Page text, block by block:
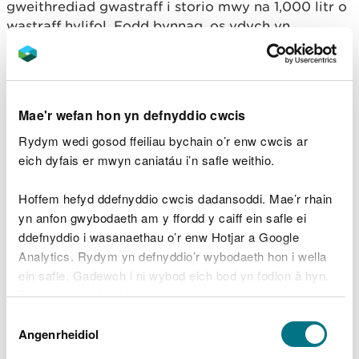
Mae'r wefan hon yn defnyddio cwcis
Rydym wedi gosod ffeiliau bychain o’r enw cwcis ar
eich dyfais er mwyn caniatáu i’n safle weithio.
Hoffem hefyd ddefnyddio cwcis dadansoddi. Mae’r rhain
yn anfon gwybodaeth am y ffordd y caiff ein safle ei
ddefnyddio i wasanaethau o’r enw Hotjar a Google
Analytics. Rydym yn defnyddio’r wybodaeth hon i wella
ein safle. Gadewch i ni wybod eich bod yn fodlon â hyn.
Byddwn yn defnyddio cwci i gadw eich dewis.
Gellirdarllen mwy am ein cwcis cyn i chi ddewis.
Caniatâd
Angenrheidiol
gweithrediad gwastraff i storio mwy na 1,000 litr o
wastraff hylifol. Fodd bynnag, os ydych yn
cydymffurfio â'r amodau yn y datganiad
rheoleiddio hwn, nid oes angen trwydded
amgylcheddol arnoch ar gyfer gweithrediad
Nid yw'r datganiad rheoleiddio hwn yn gymwys i
unrhyw weithgaredd arall, hyd yn oed os yw’n dod
angen i chi gael trwyddedau eraill o hyd ar gyfer
gweithgareddau eraill yr ydych chi’n eu cyflawni.
Yr amodau y mae’n rhaid i
chi gydymffurfio â nhw
Rhaid i chi wneud y canlynol: